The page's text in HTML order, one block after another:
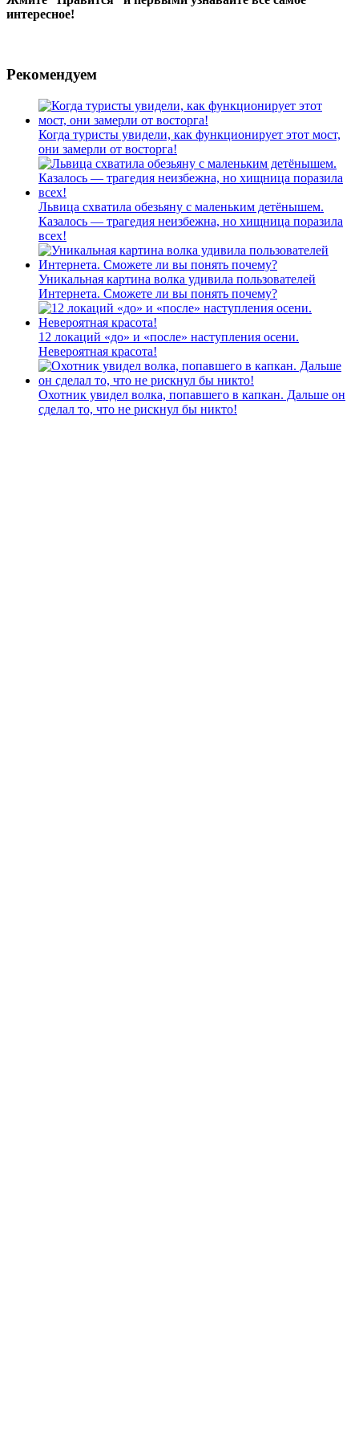
интересное!
Рекомендуем
Когда туристы увидели, как функционирует этот мост,
они замерли от восторга!
Львица схватила обезьяну с маленьким детёнышем.
Казалось — трагедия неизбежна, но хищница поразила
всех!
Уникальная картина волка удивила пользователей
Интернета. Сможете ли вы понять почему?
12 локаций «до» и «после» наступления осени.
Невероятная красота!
Охотник увидел волка, попавшего в капкан. Дальше он
сделал то, что не рискнул бы никто!